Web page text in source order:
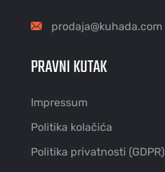
prodaja@kuhada.com
PRAVNI KUTAK
Impressum
Politika kolačića
Politika privatnosti (GDPR)